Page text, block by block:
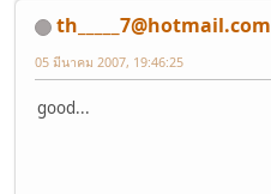
th_____7@hotmail.com
05 มีนาคม 2007, 19:46:25
good...